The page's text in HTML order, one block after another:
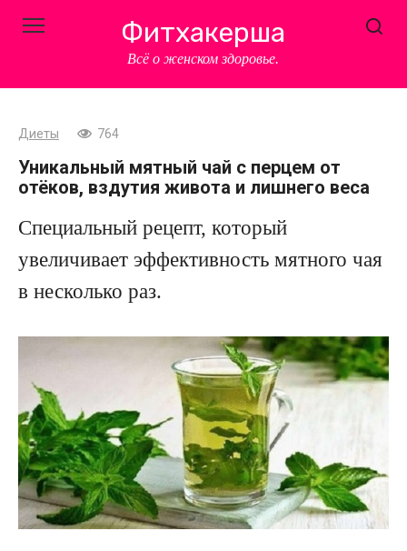
Фитхакерша
Всё о женском здоровье.
Диеты 764
Уникальный мятный чай с перцем от
отёков, вздутия живота и лишнего веса
Специальный рецепт, который
увеличивает эффективность мятного чая
в несколько раз.